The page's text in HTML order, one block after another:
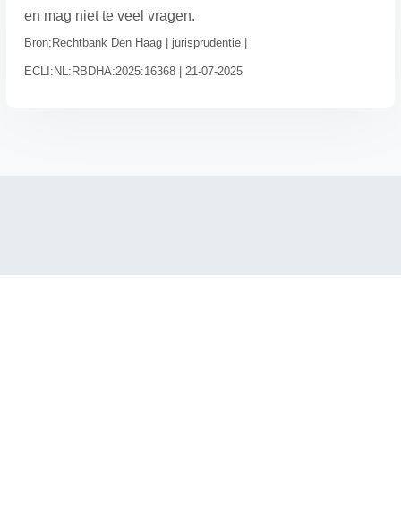
en mag niet te veel vragen.
Bron:Rechtbank Den Haag | jurisprudentie |
ECLI:NL:RBDHA:2025:16368 | 21-07-2025